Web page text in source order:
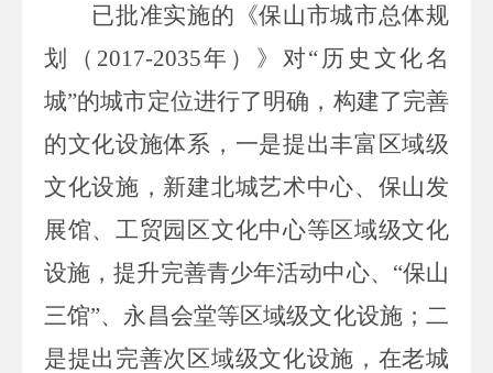
已批准实施的《保山市城市总体规
划（ 2017-2035年）》对“历史文化名
城”的城市定位进行了明确，构建了完善
的文化设施体系，一是提出丰富区域级
文化设施，新建北城艺术中心、保山发
展馆、工贸园区文化中心等区域级文化
设施，提升完善青少年活动中心、“保山
三馆”、永昌会堂等区域级文化设施；二
是提出完善次区域级文化设施，在老城